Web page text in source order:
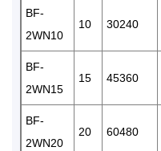
BF-
2WN10
10 30240
BF-
2WN15
15 45360
BF-
2WN20
20 60480